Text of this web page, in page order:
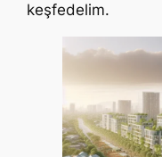
keşfedelim.